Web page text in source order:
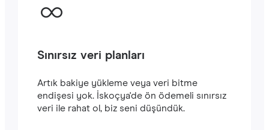
Sınırsız veri planları
Artık bakiye yükleme veya veri bitme
endişesi yok. İskoçya'de ön ödemeli sınırsız
veri ile rahat ol, biz seni düşündük.